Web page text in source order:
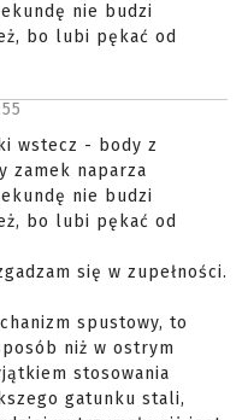
nie budzi
bo lubi pękać od
wstecz - body z
zamek naparza
nie budzi
bo lubi pękać od
się w zupełności.
spustowy, to
niż w ostrym
stosowania
gatunku stali,